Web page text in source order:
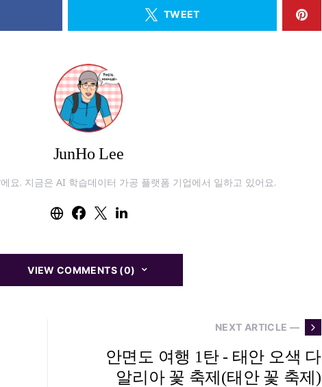
TWEET
JunHo Lee
요. 지금은 AI 학습데이터 가공 플랫폼 기업에서 일하고 있어요.
VIEW COMMENTS (0)
NEXT ARTICLE —
안면도 여행 1탄 - 태안 오색 다
알리아 꽃 축제(태안 꽃 축제)